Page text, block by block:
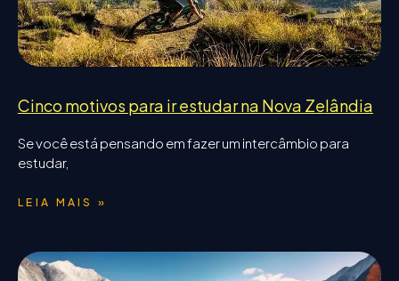
Cinco motivos para ir estudar na Nova Zelândia
Se você está pensando em fazer um intercâmbio para
estudar,
LEIA MAIS »